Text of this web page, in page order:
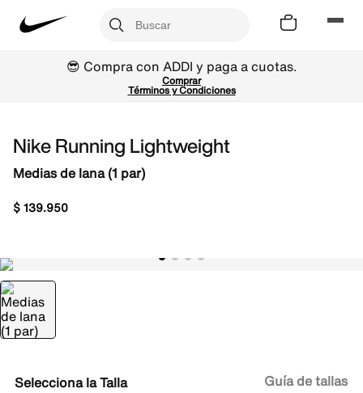
😎 Compra con ADDI y paga a cuotas.
Comprar
Términos y Condiciones
Nike Running Lightweight
Medias de lana (1 par)
$139.950
Talla Guía de tallas